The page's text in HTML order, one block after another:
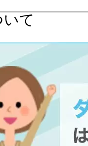
て